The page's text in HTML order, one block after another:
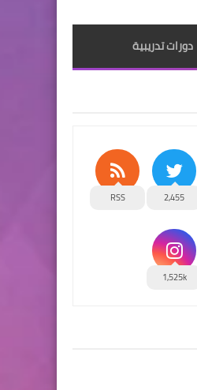
دورات تدريبية
2,455
RSS
1,525k